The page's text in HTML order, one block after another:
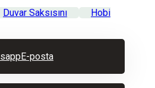
Duvar Saksısını
Hobi
E-posta